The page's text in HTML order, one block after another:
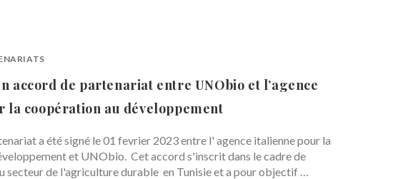
accord de partenariat entre UNObio et l’agence
la coopération au développement
a été signé le 01 fevrier 2023 entre l' agence italienne pour la
et UNObio. Cet accord s'inscrit dans le cadre de
secteur de l'agriculture durable en Tunisie et a pour objectif …